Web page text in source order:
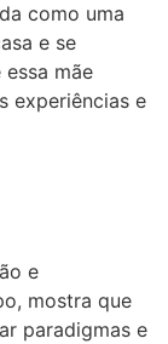
como uma
e se
mãe
experiências e
e
mostra que
paradigmas e